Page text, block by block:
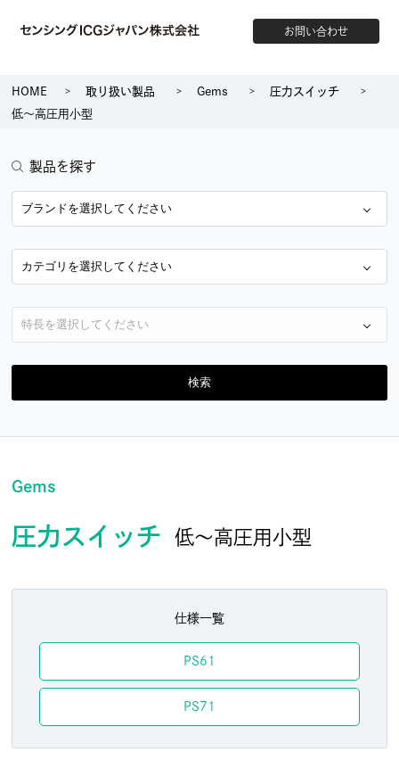
お問い合わせ
HOME 取り扱い製品 Gems
圧力スイッチ
低～高圧用小型
製品を探す
Gems
圧力スイッチ 低～高圧用小型
仕様一覧
PS61
PS71